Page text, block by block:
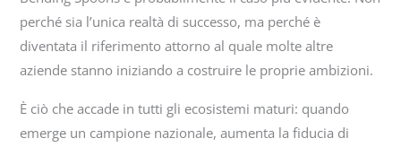
perché sia l’unica realtà di successo, ma perché è
diventata il riferimento attorno al quale molte altre
aziende stanno iniziando a costruire le proprie ambizioni.
È ciò che accade in tutti gli ecosistemi maturi: quando
emerge un campione nazionale, aumenta la fiducia di